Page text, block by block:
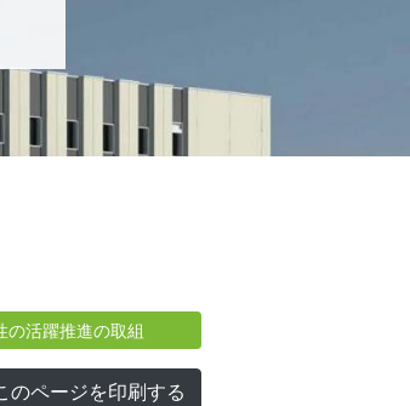
の活躍推進の取組
のページを印刷する